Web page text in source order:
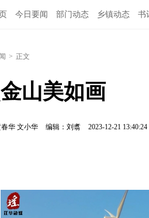
今日要闻 部门动态 乡镇动态 书
> 正文
山美如画
华 文小华 编辑：刘翥 2023-12-21 13:40:24